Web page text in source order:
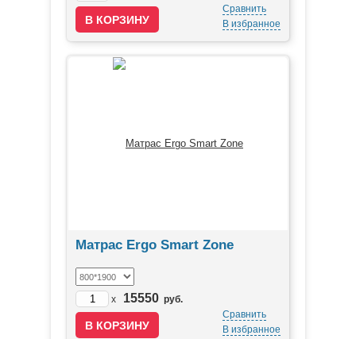
Сравнить
В избранное
Матрас Ergo Smart Zone
x 15550 руб.
Сравнить
В избранное